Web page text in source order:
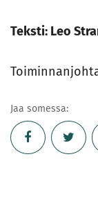
Teksti: Leo
Jaa somessa: